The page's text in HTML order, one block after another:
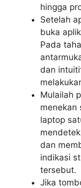
hingga
Setelah
buka
Pada
dan
Mulailah
menekan
laptop
dan
indikasi
tersebut.
Jika